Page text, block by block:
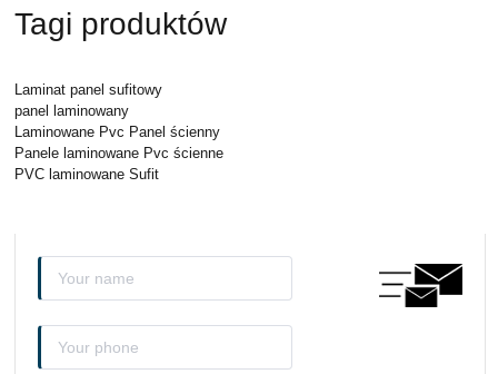
Tagi produktów
Laminat panel sufitowy
panel laminowany
Laminowane Pvc Panel ścienny
Panele laminowane Pvc ścienne
PVC laminowane Sufit